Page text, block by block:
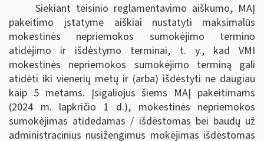
Siekiant teisinio reglamentavimo aiškumo, MAĮ
pakeitimo įstatyme aiškiai nustatyti maksimalūs
mokestinės nepriemokos sumokėjimo termino
atidėjimo ir išdėstymo terminai, t. y., kad VMI
mokestinės nepriemokos sumokėjimo terminą gali
atidėti iki vienerių metų ir (arba) išdėstyti ne daugiau
kaip 5 metams. Įsigaliojus šiems MAĮ pakeitimams
(2024 m. lapkričio 1 d.), mokestinės nepriemokos
sumokėjimas atidedamas / išdėstomas bei baudų už
administracinius nusižengimus mokėjimas išdėstomas